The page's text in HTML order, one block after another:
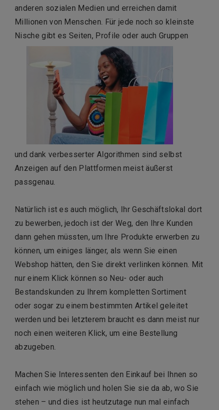
anderen sozialen Medien und erreichen damit
Millionen von Menschen. Für jede noch so kleinste
Nische gibt es Seiten, Profile oder auch Gruppen
und dank verbesserter Algorithmen sind selbst
Anzeigen auf den Plattformen meist äußerst
passgenau.
Natürlich ist es auch möglich, Ihr Geschäftslokal dort
zu bewerben, jedoch ist der Weg, den Ihre Kunden
dann gehen müssten, um Ihre Produkte erwerben zu
können, um einiges länger, als wenn Sie einen
Webshop hätten, den Sie direkt verlinken können. Mit
nur einem Klick können so Neu- oder auch
Bestandskunden zu Ihrem kompletten Sortiment
oder sogar zu einem bestimmten Artikel geleitet
werden und bei letzterem braucht es dann meist nur
noch einen weiteren Klick, um eine Bestellung
abzugeben.
Machen Sie Interessenten den Einkauf bei Ihnen so
einfach wie möglich und holen Sie sie da ab, wo Sie
stehen – und dies ist heutzutage nun mal einfach